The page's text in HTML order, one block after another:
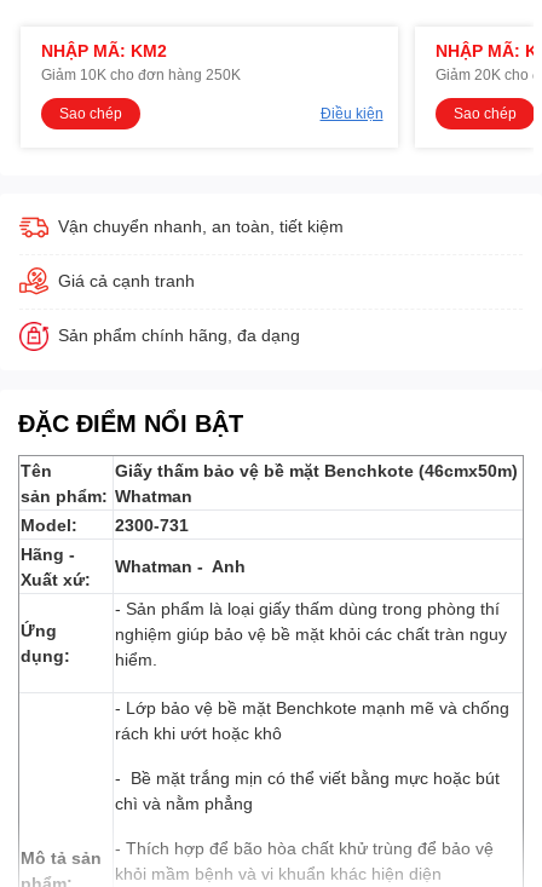
NHẬP MÃ: KM2
Giảm 10K cho đơn hàng 250K
Sao chép Điều kiện
NHẬP MÃ:
Giảm 20K cho
Sao chép
Vận chuyển nhanh, an toàn, tiết kiệm
Giá cả cạnh tranh
Sản phẩm chính hãng, đa dạng
ĐẶC ĐIỂM NỔI BẬT
Tên
sản phẩm:
Giấy thấm bảo vệ bề mặt Benchkote (46cmx50m)
Whatman
Model:
2300-731
Hãng -
Xuất xứ:
Whatman - Anh
Ứng
dụng:
- Sản phẩm là loại giấy thấm dùng trong phòng thí
nghiệm giúp bảo vệ bề mặt khỏi các chất tràn nguy
hiểm.
Mô tả sản
phẩm:
- Lớp bảo vệ bề mặt Benchkote mạnh mẽ và chống
rách khi ướt hoặc khô
- Bề mặt trắng mịn có thể viết bằng mực hoặc bút
chì và nằm phẳng
- Thích hợp để bão hòa chất khử trùng để bảo vệ
khỏi mầm bệnh và vi khuẩn khác hiện diện